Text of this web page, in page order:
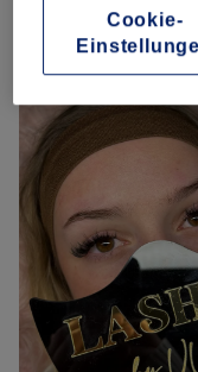
Unsere Arbeit
Bild anklicken für
Cookie-